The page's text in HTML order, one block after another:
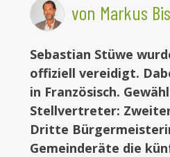
von Markus
Sebastian Stüwe
offiziell vereidigt.
in Französisch.
Stellvertreter:
Dritte
Gemeinderäte die